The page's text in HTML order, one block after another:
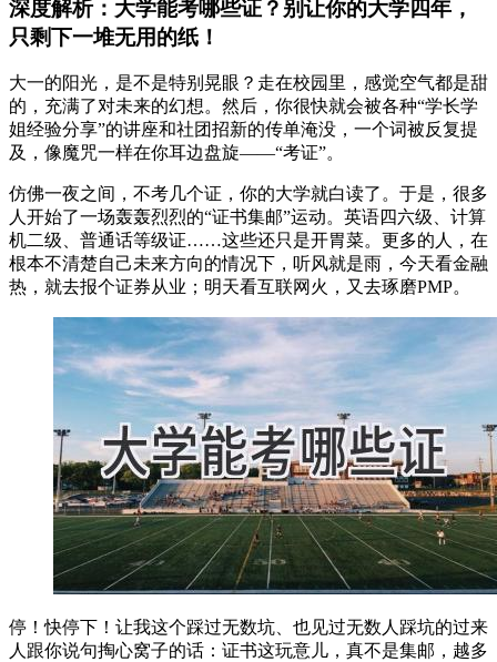
深度解析：大学能考哪些证？别让你的大学四年，
只剩下一堆无用的纸！
大一的阳光，是不是特别晃眼？走在校园里，感觉空气都是甜
的，充满了对未来的幻想。然后，你很快就会被各种“学长学
姐经验分享”的讲座和社团招新的传单淹没，一个词被反复提
及，像魔咒一样在你耳边盘旋——“考证”。
仿佛一夜之间，不考几个证，你的大学就白读了。于是，很多
人开始了一场轰轰烈烈的“证书集邮”运动。英语四六级、计算
机二级、普通话等级证……这些还只是开胃菜。更多的人，在
根本不清楚自己未来方向的情况下，听风就是雨，今天看金融
热，就去报个证券从业；明天看互联网火，又去琢磨PMP。
停！快停下！让我这个踩过无数坑、也见过无数人踩坑的过来
人跟你说句掏心窝子的话：证书这玩意儿，真不是集邮，越多